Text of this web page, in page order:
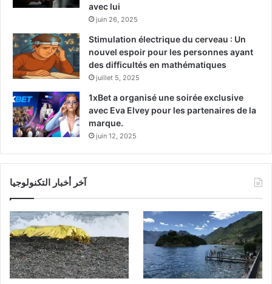
avec lui
juin 26, 2025
Stimulation électrique du cerveau : Un
nouvel espoir pour les personnes ayant
des difficultés en mathématiques
juillet 5, 2025
1xBet a organisé une soirée exclusive
avec Eva Elvey pour les partenaires de la
marque.
juin 12, 2025
آخر أخبار التكنولوجيا